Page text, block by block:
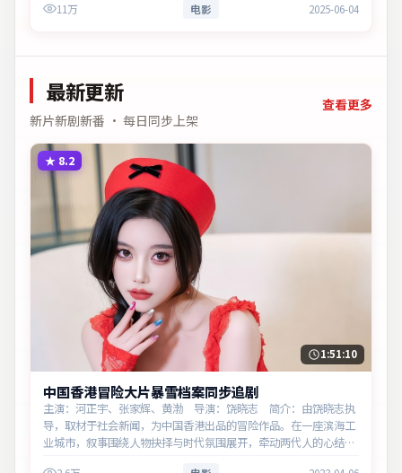
实意义。
11万 电影 2025-06-04
最新更新
新片新剧新番 · 每日同步上架
查看更多
★ 8.2
1:51:10
中国香港冒险大片暴雪档案同步追剧
主演：河正宇、张家辉、黄渤 导演：饶晓志 简介：由饶晓志执
导，取材于社会新闻，为中国香港出品的冒险作品。在一座滨海工
业城市，叙事围绕人物抉择与时代氛围展开，牵动两代人的心结与